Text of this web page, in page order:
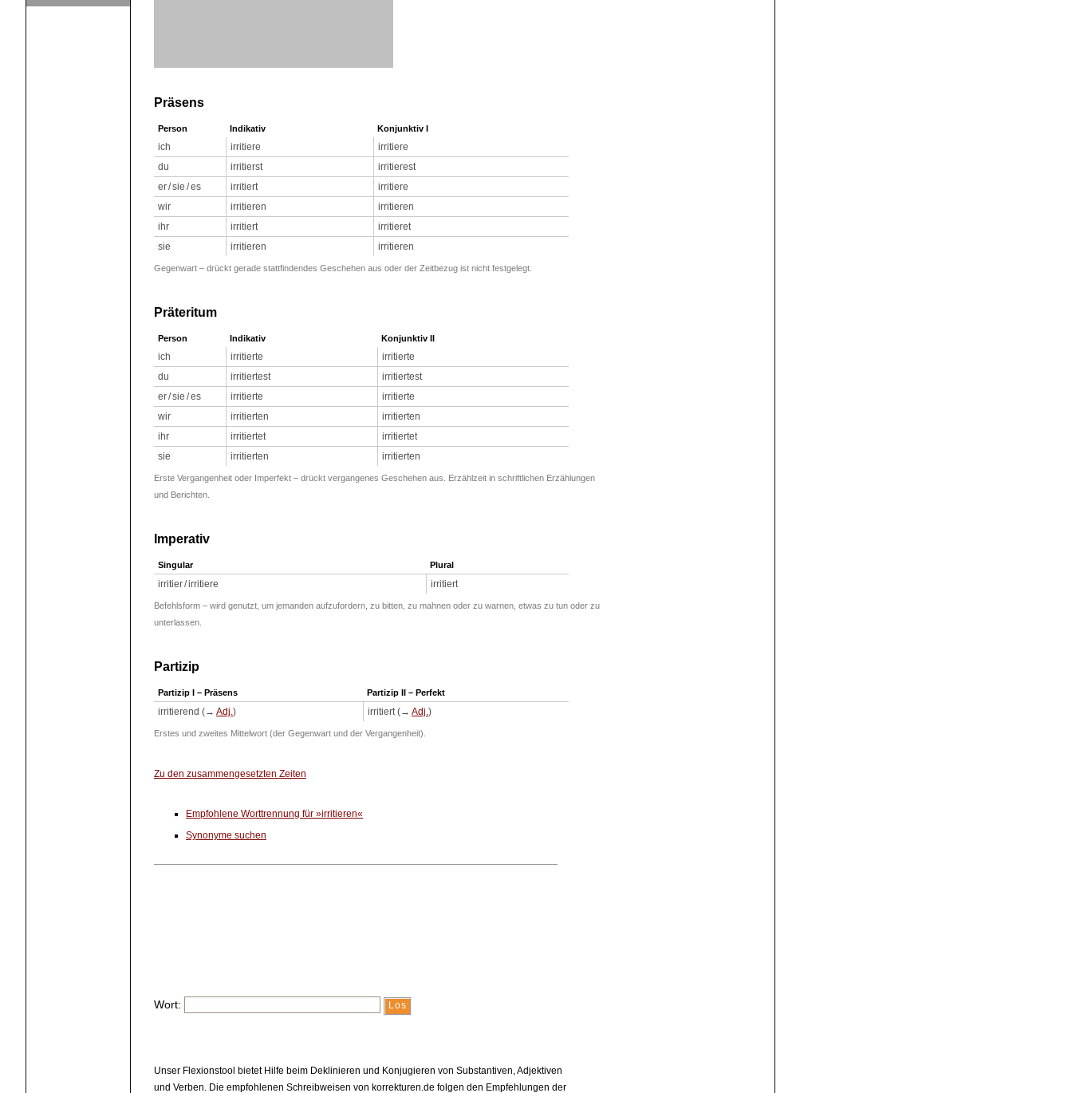
Präsens
Person Indikativ Konjunktiv I
ich irritiere
irritiere
du
irritierst
irritierest
er / sie / es
irritiert
irritiere
wir
irritieren
irritieren
ihr
irritiert
irritieret
sie
irritieren irritieren
Gegenwart – drückt gerade stattfindendes Geschehen aus oder der Zeitbezug ist nicht festgelegt.
Präteritum
Person Indikativ Konjunktiv II
ich irritierte
irritierte
du
irritiertest
irritiertest
er / sie / es
irritierte
irritierte
wir
irritierten
irritierten
ihr
irritiertet
irritiertet
sie
irritierten irritierten
Erste Vergangenheit oder Imperfekt – drückt vergangenes Geschehen aus. Erzählzeit in schriftlichen Erzählungen
und Berichten.
Imperativ
Singular Plural
irritier / irritiere irritiert
Befehlsform – wird genutzt, um jemanden aufzufordern, zu bitten, zu mahnen oder zu warnen, etwas zu tun oder zu
unterlassen.
Partizip
Partizip I – Präsens Partizip II – Perfekt
irritierend (→ Adj.) irritiert (→ Adj.)
Erstes und zweites Mittelwort (der Gegenwart und der Vergangenheit).
Zu den zusammengesetzten Zeiten
Empfohlene Worttrennung für »irritieren«
Synonyme suchen
Wort:
Unser Flexionstool bietet Hilfe beim Deklinieren und Konjugieren von Substantiven, Adjektiven
und Verben. Die empfohlenen Schreibweisen von korrekturen.de folgen den Empfehlungen der